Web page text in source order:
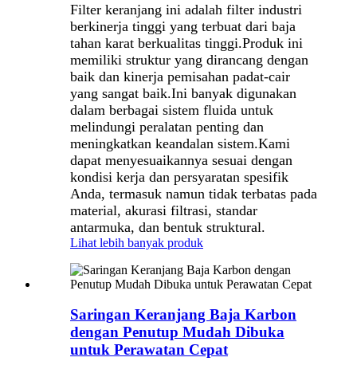
Filter keranjang ini adalah filter industri
berkinerja tinggi yang terbuat dari baja
tahan karat berkualitas tinggi.Produk ini
memiliki struktur yang dirancang dengan
baik dan kinerja pemisahan padat-cair
yang sangat baik.Ini banyak digunakan
dalam berbagai sistem fluida untuk
melindungi peralatan penting dan
meningkatkan keandalan sistem.Kami
dapat menyesuaikannya sesuai dengan
kondisi kerja dan persyaratan spesifik
Anda, termasuk namun tidak terbatas pada
material, akurasi filtrasi, standar
antarmuka, dan bentuk struktural.
Lihat lebih banyak produk
Saringan Keranjang Baja Karbon
dengan Penutup Mudah Dibuka
untuk Perawatan Cepat